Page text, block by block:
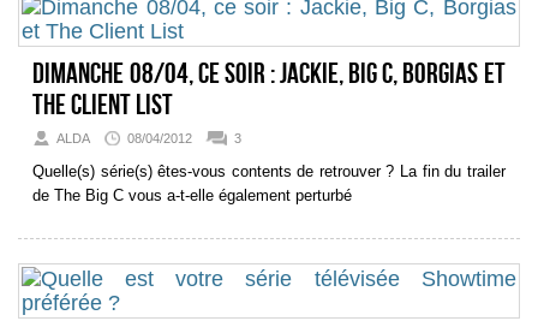
Dimanche 08/04, ce soir : Jackie, Big C, Borgias et
The Client List
ALDA 08/04/2012 3
Quelle(s) série(s) êtes-vous contents de retrouver ? La fin du trailer
de The Big C vous a-t-elle également perturbé